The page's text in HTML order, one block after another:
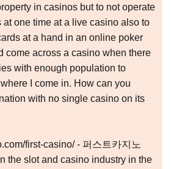
in casinos but to not operate
at one time at a live casino also to
at a hand in an online poker
come across a casino when there
with enough population to
I come in. How can you
with no single casino on its
first-casino/ - 퍼스트카지노
the slot and casino industry in the